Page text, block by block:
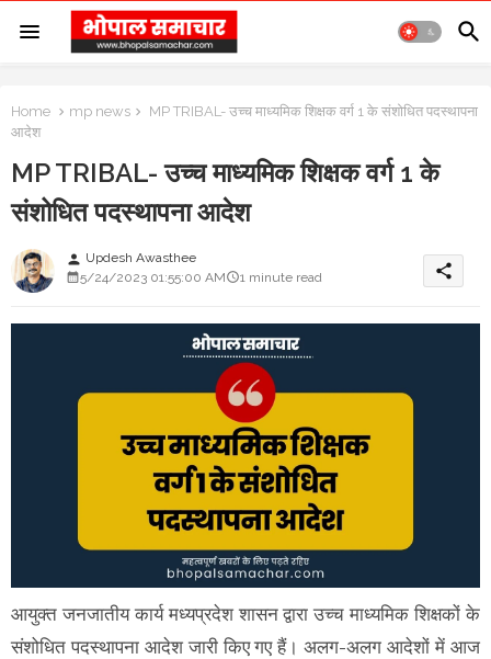
Home mp news
MP TRIBAL- उच्च माध्यमिक शिक्षक वर्ग 1 के संशोधित पदस्थापना
आदेश
MP TRIBAL- उच्च माध्यमिक शिक्षक वर्ग 1 के
संशोधित पदस्थापना आदेश
person Updesh Awasthee
5/24/2023 01:55:00 AM
1 minute read share
आयुक्त जनजातीय कार्य मध्यप्रदेश शासन द्वारा उच्च माध्यमिक शिक्षकों के
संशोधित पदस्थापना आदेश जारी किए गए हैं। अलग-अलग आदेशों में आज